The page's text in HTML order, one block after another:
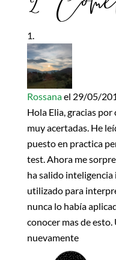
Rossanael 29/05/
Hola Elia, gracias
muy acertadas. He
puesto en practica
test. Ahora me
ha salido
utilizado para
nunca lo había
conocer mas de esto.
nuevamente